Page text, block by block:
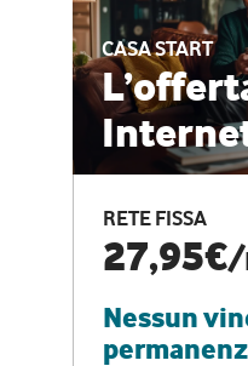
CASA START
RETE FISSA
27,95€/
NessunRETE